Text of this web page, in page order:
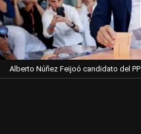
Alberto Núñez Feijoó candidato del PP